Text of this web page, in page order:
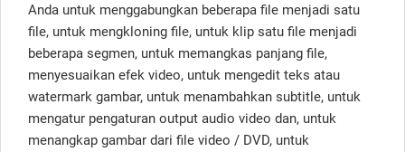
Anda untuk menggabungkan beberapa file menjadi satu
file, untuk mengkloning file, untuk klip satu file menjadi
beberapa segmen, untuk memangkas panjang file,
menyesuaikan efek video, untuk mengedit teks atau
watermark gambar, untuk menambahkan subtitle, untuk
mengatur pengaturan output audio video dan, untuk
menangkap gambar dari file video / DVD, untuk